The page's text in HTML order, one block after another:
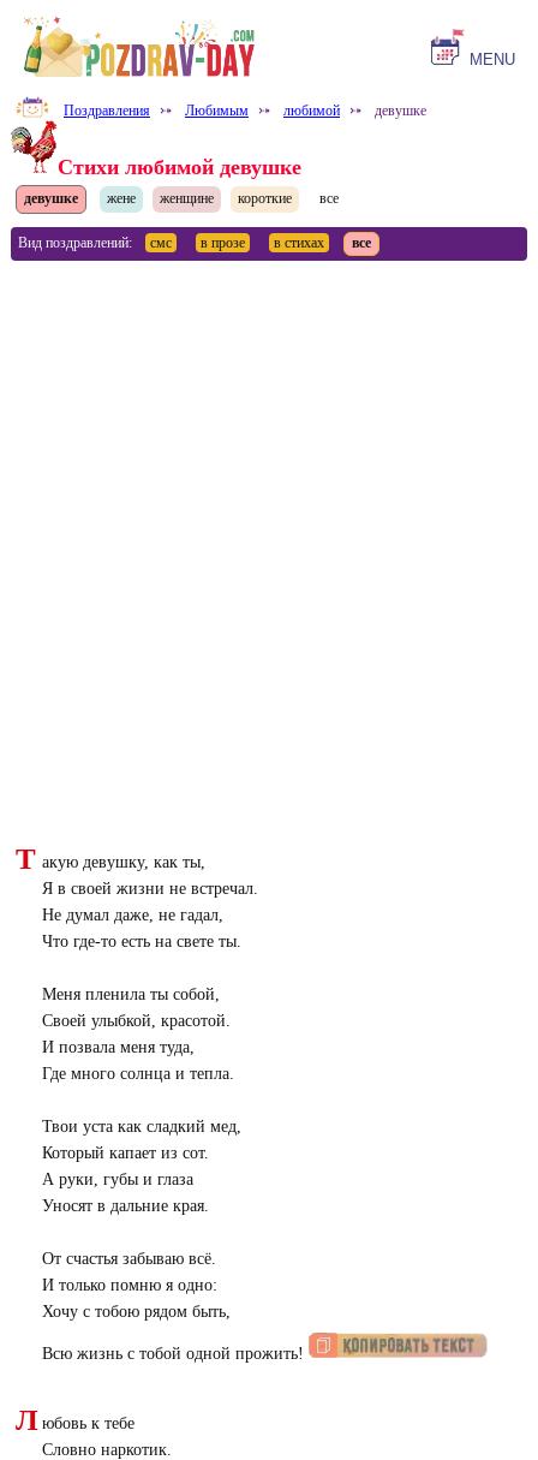
MENU
Поздравления ⤐ Любимым ⤐ любимой ⤐ девушке
Стихи любимой девушке
девушке жене женщине короткие все
Вид поздравлений: смс в прозе в стихах все
Т акую девушку, как ты,
Я в своей жизни не встречал.
Не думал даже, не гадал,
Что где-то есть на свете ты.
Меня пленила ты собой,
Своей улыбкой, красотой.
И позвала меня туда,
Где много солнца и тепла.
Твои уста как сладкий мед,
Который капает из сот.
А руки, губы и глаза
Уносят в дальние края.
От счастья забываю всё.
И только помню я одно:
Хочу с тобою рядом быть,
Всю жизнь с тобой одной прожить!
Л юбовь к тебе
Словно наркотик.